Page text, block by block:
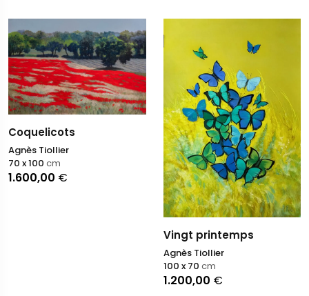
Coquelicots
Agnès Tiollier
1.600,00 €
70 x 100 cm
Vingt printemps
Agnès Tiollier
1.200,00 €
100 x 70 cm